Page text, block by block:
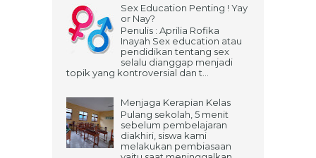
Sex Education Penting ! Yay
or Nay?
Penulis : Aprilia Rofika
Inayah Sex education atau
pendidikan tentang sex
selalu dianggap menjadi
topik yang kontroversial dan t...
Menjaga Kerapian Kelas
Pulang sekolah, 5 menit
sebelum pembelajaran
diakhiri, siswa kami
melakukan pembiasaan